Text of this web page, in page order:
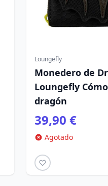
Loungefly
Monedero de
Loungefly
dragón
39,90 €
Agotado